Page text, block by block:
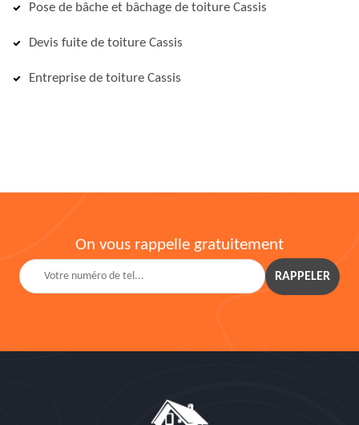
Pose de bâche et bâchage de toiture Cassis
Devis fuite de toiture Cassis
Entreprise de toiture Cassis
On vous rappelle gratuitement